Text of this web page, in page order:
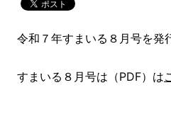
令和７年すまいる８月号を発
すまいる８月号は（PDF）は